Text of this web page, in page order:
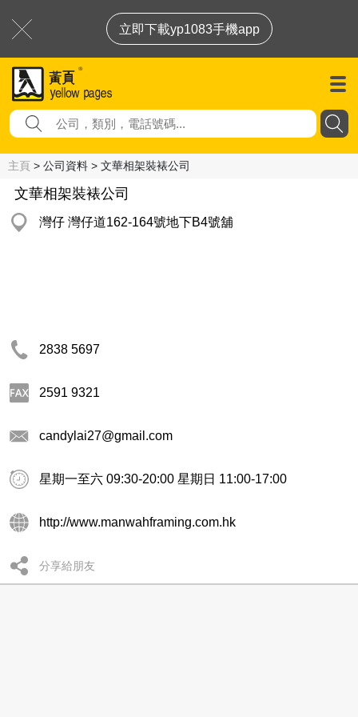
立即下載yp1083手機app
主頁 > 公司資料 > 文華相架裝裱公司
文華相架裝裱公司
灣仔 灣仔道162-164號地下B4號舖
2838 5697
2591 9321
candylai27@gmail.com
星期一至六 09:30-20:00 星期日 11:00-17:00
http://www.manwahframing.com.hk
分享給朋友